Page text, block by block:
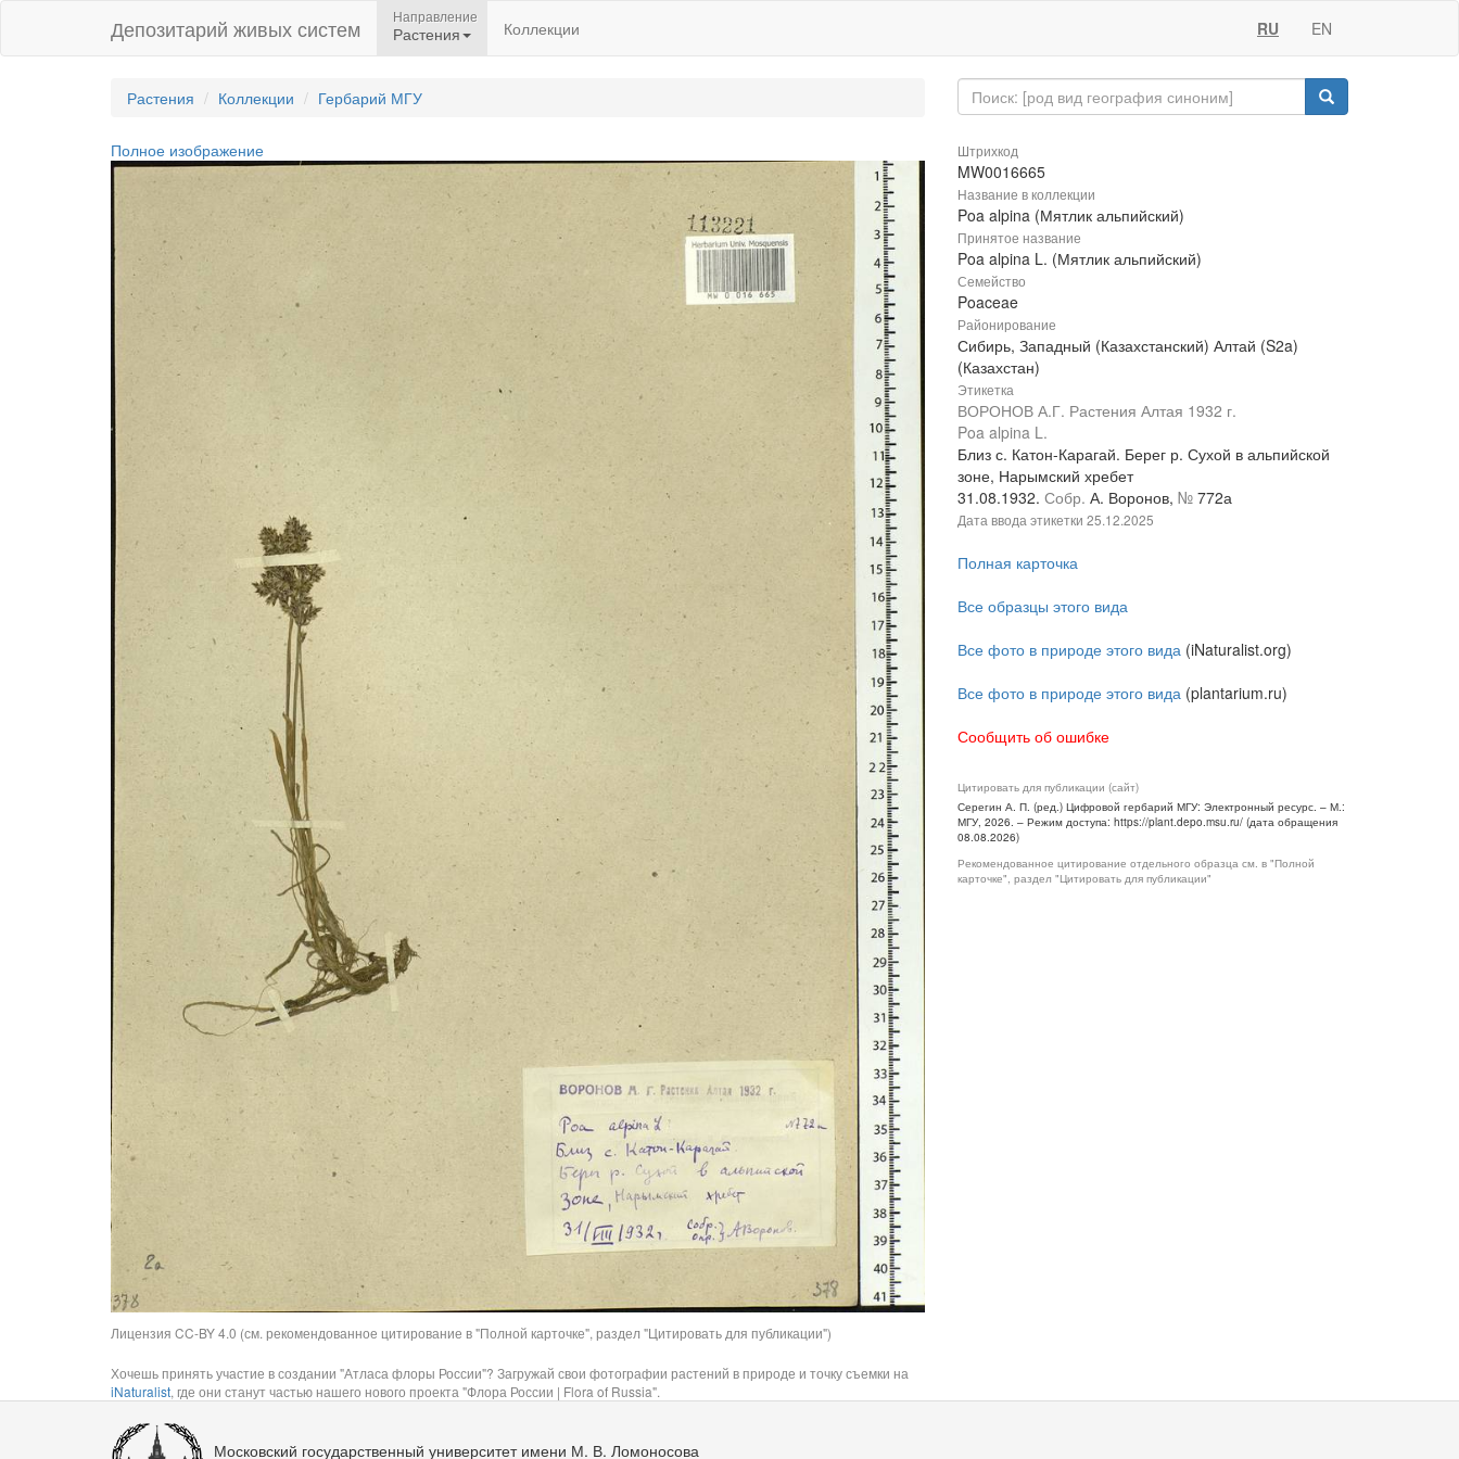
Депозитарий живых систем Направление
Растения Коллекции RU EN
Растения Коллекции Гербарий МГУ
Полное изображение
Лицензия CC-BY 4.0 (см. рекомендованное цитирование в "Полной карточке", раздел "Цитировать для публикации")
Хочешь принять участие в создании "Атласа флоры России"? Загружай свои фотографии растений в природе и точку съемки на
iNaturalist, где они станут частью нашего нового проекта "Флора России | Flora of Russia".
Штрихкод
MW0016665
Название в коллекции
Poa alpina (Мятлик альпийский)
Принятое название
Poa alpina L. (Мятлик альпийский)
Семейство
Poaceae
Районирование
Сибирь, Западный (Казахстанский) Алтай (S2a)
(Казахстан)
Этикетка
ВОРОНОВ А.Г. Растения Алтая 1932 г.
Poa alpina L.
Близ с. Катон-Карагай. Берег р. Сухой в альпийской
зоне, Нарымский хребет
31.08.1932. Собр. А. Воронов, № 772а
Дата ввода этикетки 25.12.2025
Полная карточка
Все образцы этого вида
Все фото в природе этого вида (iNaturalist.org)
Все фото в природе этого вида (plantarium.ru)
Сообщить об ошибке
Цитировать для публикации (сайт)
Серегин А. П. (ред.) Цифровой гербарий МГУ: Электронный ресурс. – М.:
МГУ, 2026. – Режим доступа: https://plant.depo.msu.ru/ (дата обращения
08.08.2026)
Рекомендованное цитирование отдельного образца см. в "Полной
карточке", раздел "Цитировать для публикации"
Московский государственный университет имени М. В. Ломоносова